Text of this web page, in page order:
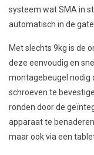
systeem wat SMA in
automatisch in de
Met slechts 9kg is de
deze eenvoudig en
montagebeugel nodig
schroeven te
ronden door de
apparaat te
maar ook via een